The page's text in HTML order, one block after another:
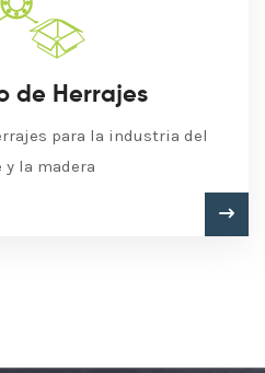
de Herrajes
para la industria del
y la madera